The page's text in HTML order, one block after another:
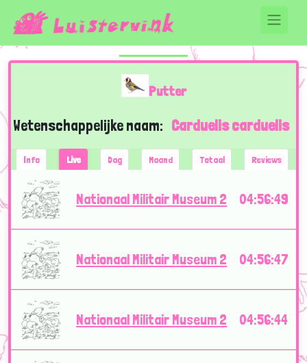
Putter
Wetenschappelijke naam: Carduelis carduelis
Info Live Dag Maand Totaal Reviews
Nationaal Militair Museum 2 04:56:49
Nationaal Militair Museum 2 04:56:47
Nationaal Militair Museum 2 04:56:44